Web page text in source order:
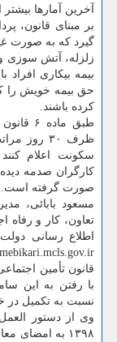
آخرین آمارها بیشتر از ۷۰ هزار نفر در این سامانه ثبت نام كرده
بر مبنای قانون،
گیرد كه به صورت
زلزله، آتش سوزی و
بیمه بیكاری افراد
حق بیمه خویش را
كرده باشند.
طبق
ظرف ۳۰
سكونت اعلام
كارگران صدمه
صورت گرفته است.
مسعود بابائی،
تعاون، كار و رفاه
اطلاع رسانی
قانون تأمین
با رفتن به این
نسبت به تكمیل در
۱۳۹۸ به